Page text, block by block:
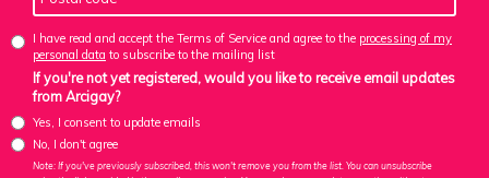
I have read and accept the Terms of Service and agree to the processing of my
personal data to subscribe to the mailing list
If you're not yet registered, would you like to receive email updates
from Arcigay?
Yes, I consent to update emails
No, I don't agree
Note: If you've previously subscribed, this won't remove you from the list. You can unsubscribe